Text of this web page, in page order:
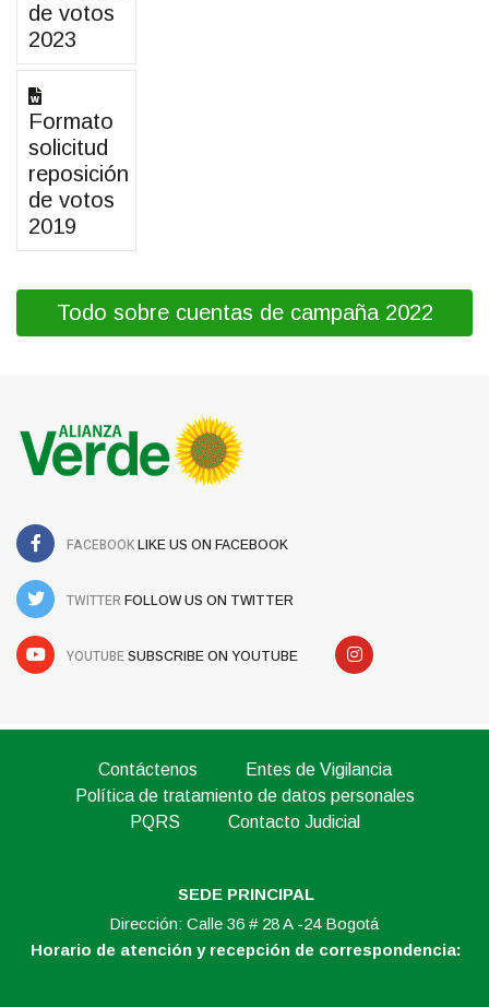
de votos
2023
Formato
solicitud
reposición
de votos
2019
Todo sobre cuentas de campaña 2022
FACEBOOK LIKE US ON FACEBOOK
TWITTER FOLLOW US ON TWITTER
YOUTUBE SUBSCRIBE ON YOUTUBE
Contáctenos
Entes de Vigilancia
Política de tratamiento de datos personales
PQRS
Contacto Judicial
SEDE PRINCIPAL
Dirección: Calle 36 # 28 A -24 Bogotá
Horario de atención y recepción de correspondencia: